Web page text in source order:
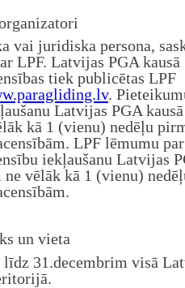
vai juridiska persona,
LPF. Latvijas PGA kausā
tiek publicētas LPF
.
Latvijas PGA
kā 1 (vienu) nedēļu
LPF lēmumu par
iekļaušanu Latvijas
ne vēlāk kā 1 (vienu)
un vieta
līdz 31.decembrim visā